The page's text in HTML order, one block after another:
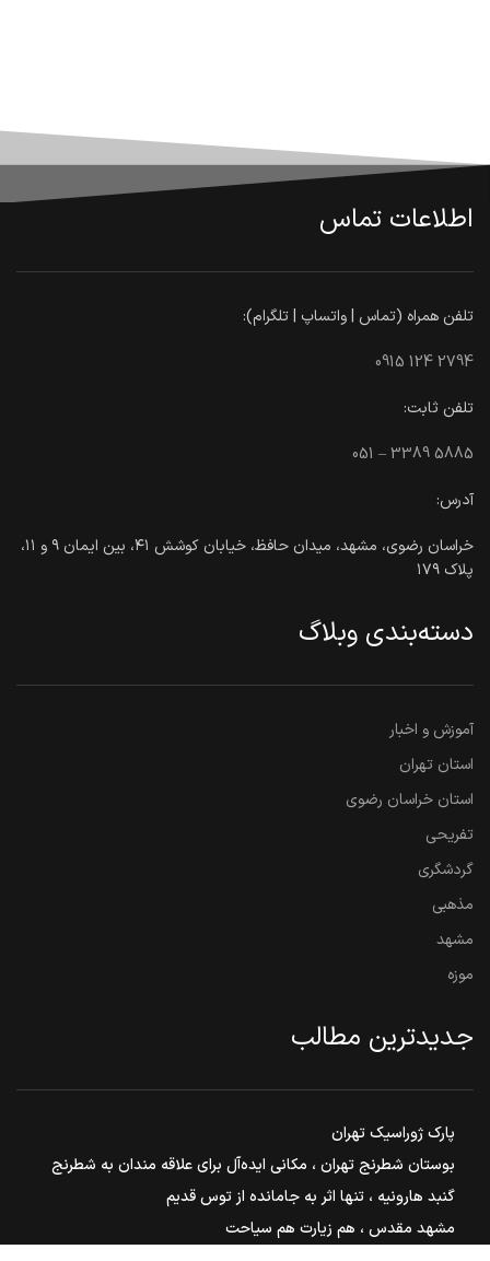
اطلاعات تماس
تلفن همراه (تماس | واتساپ | تلگرام):
0915 124 2794
تلفن ثابت:
051 – 3389 5885
آدرس:
خراسان رضوی، مشهد، میدان حافظ، خیابان کوشش ۴۱، بین ایمان ۹ و ۱۱،
پلاک ۱۷۹
دسته‌بندی وبلاگ
آموزش و اخبار
استان تهران
استان خراسان رضوی
تفریحی
گردشگری
مذهبی
مشهد
موزه
جدیدترین مطالب
پارک ژوراسیک تهران
بوستان شطرنج تهران ، مکانی ایده‌آل برای علاقه مندان به شطرنج
گنبد هارونیه ، تنها اثر به جامانده از توس قدیم
مشهد مقدس ، هم زیارت هم سیاحت